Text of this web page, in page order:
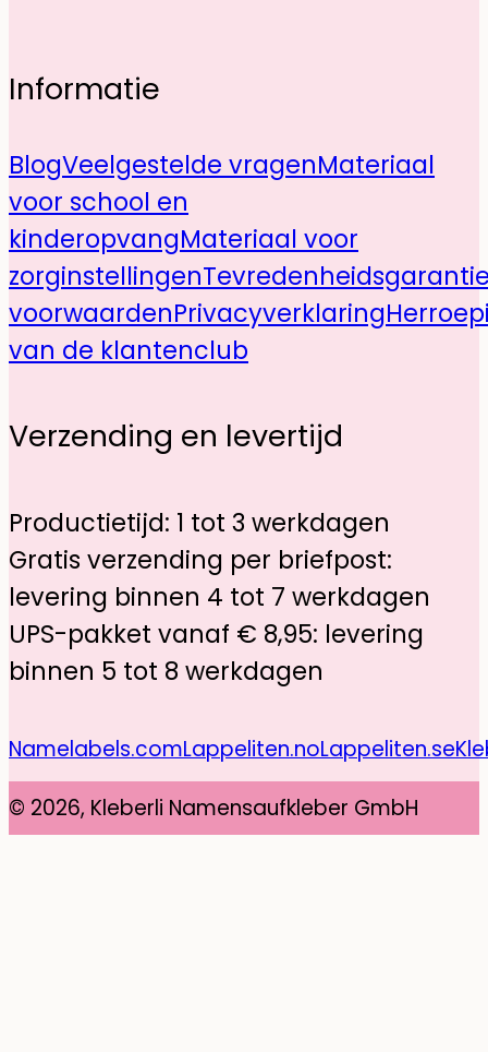
Informatie
BlogVeelgestelde vragenMateriaal
voor school en
kinderopvangMateriaal voor
zorginstellingen
voorwaardenPrivacyverklaring
van de klantenclub
Verzending en levertijd
Productietijd: 1 tot 3 werkdagen
Gratis verzending per briefpost:
levering binnen 4 tot 7 werkdagen
UPS-pakket vanaf € 8,95: levering
binnen 5 tot 8 werkdagen
Namelabels.comLappeliten.noLappeliten.se
© 2026, Kleberli Namensaufkleber GmbH